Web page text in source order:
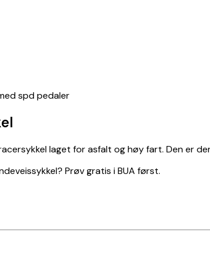
spd pedaler
laget for asfalt og høy fart. Den er
Prøv gratis i BUA først.